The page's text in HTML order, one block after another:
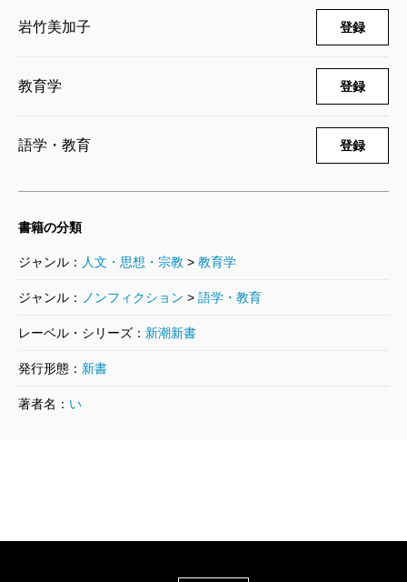
岩竹美加子 登録
教育学 登録
語学・教育 登録
書籍の分類
ジャンル： 人文・思想・宗教 > 教育学
ジャンル： ノンフィクション > 語学・教育
レーベル・シリーズ： 新潮新書
発行形態： 新書
著者名： い